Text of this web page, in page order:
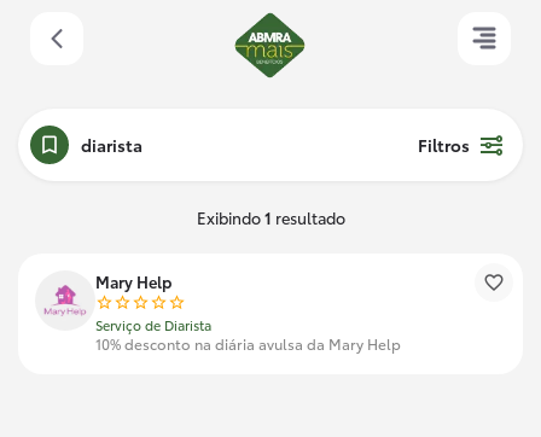
diarista Filtros
Exibindo1 resultado
Mary Help
Serviço de Diarista
10% desconto na diária avulsa da Mary Help